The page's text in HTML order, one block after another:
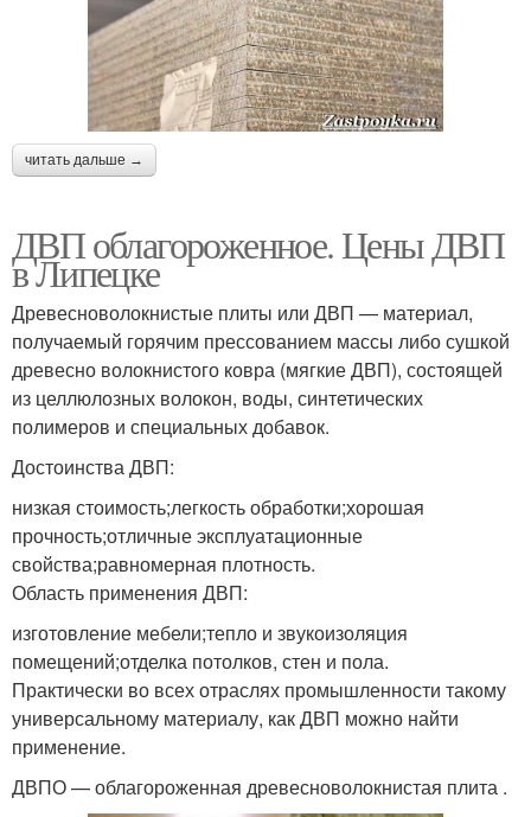
читать дальше →
ДВП облагороженное. Цены ДВП
в Липецке
Древесноволокнистые плиты или ДВП — материал,
получаемый горячим прессованием массы либо сушкой
древесно волокнистого ковра (мягкие ДВП), состоящей
из целлюлозных волокон, воды, синтетических
полимеров и специальных добавок.
Достоинства ДВП:
низкая стоимость;легкость обработки;хорошая
прочность;отличные эксплуатационные
свойства;равномерная плотность.
Область применения ДВП:
изготовление мебели;тепло и звукоизоляция
помещений;отделка потолков, стен и пола.
Практически во всех отраслях промышленности такому
универсальному материалу, как ДВП можно найти
применение.
ДВПО — облагороженная древесноволокнистая плита .